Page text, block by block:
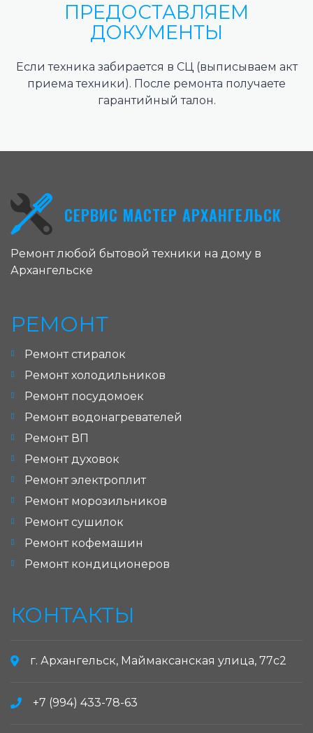
ПРЕДОСТАВЛЯЕМ
ДОКУМЕНТЫ
Если техника забирается в СЦ (выписываем акт
приема техники). После ремонта получаете
гарантийный талон.
СЕРВИС МАСТЕР АРХАНГЕЛЬСК
Ремонт любой бытовой техники на дому в
Архангельске
РЕМОНТ
Ремонт стиралок
Ремонт холодильников
Ремонт посудомоек
Ремонт водонагревателей
Ремонт ВП
Ремонт духовок
Ремонт электроплит
Ремонт морозильников
Ремонт сушилок
Ремонт кофемашин
Ремонт кондиционеров
КОНТАКТЫ
г. Архангельск, Маймаксанская улица, 77с2
+7 (994) 433-78-63